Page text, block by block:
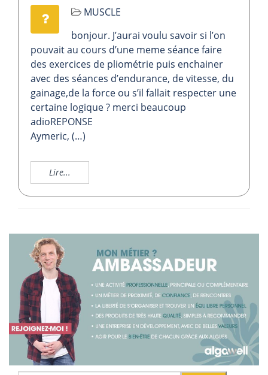
MUSCLE
bonjour. J’aurai voulu savoir si l’on
pouvait au cours d’une meme séance faire
des exercices de pliométrie puis enchainer
avec des séances d’endurance, de vitesse, du
gainage,de la force ou s’il fallait respecter une
certaine logique ? merci beaucoup
adioREPONSE
Aymeric, (…)
Lire...